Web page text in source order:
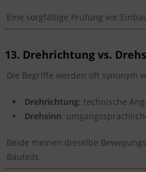
Eine sorgfältige Prüfung vor
13. Drehrichtung vs.
Die Begriffe werden oft synonym
Drehrichtung: technische
Drehsinn:
Beide meinen dieselbe
Bauteils.